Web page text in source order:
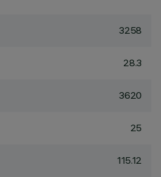
3258
28.3
3620
25
115.12